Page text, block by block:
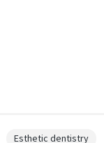
Esthetic dentistry